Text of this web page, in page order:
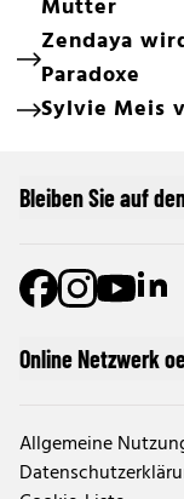
Mutter
Zendaya
Paradoxe
Sylvie Meis
Online Netzwerk
Allgemeine
Bleiben Sie auf